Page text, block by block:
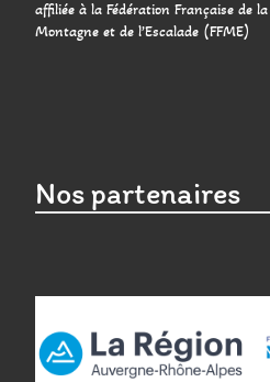
affiliée à la Fédération Française de la
Montagne et de l’Escalade (FFME)
Nos partenaires